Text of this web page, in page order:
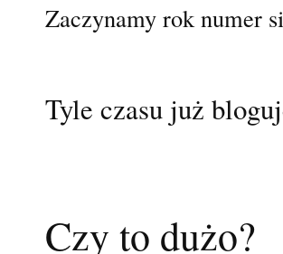
Zaczynamy rok numer
Tyle czasu już
Czy to dużo?